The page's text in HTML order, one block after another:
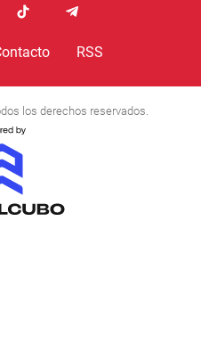
RSS
los derechos reservados.